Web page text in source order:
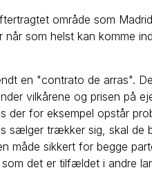
område som
når som helst kan komme
en "contrato de arras".
vilkårene og prisen på
der for eksempel opstår
sælger trækker sig, skal de
måde sikkert for begge
det er tilfældet i andre